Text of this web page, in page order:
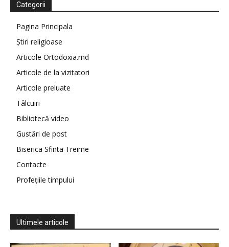
Categorii
Pagina Principala
Știri religioase
Articole Ortodoxia.md
Articole de la vizitatori
Articole preluate
Tâlcuiri
Bibliotecă video
Gustări de post
Biserica Sfinta Treime
Contacte
Profețiile timpului
Ultimele articole